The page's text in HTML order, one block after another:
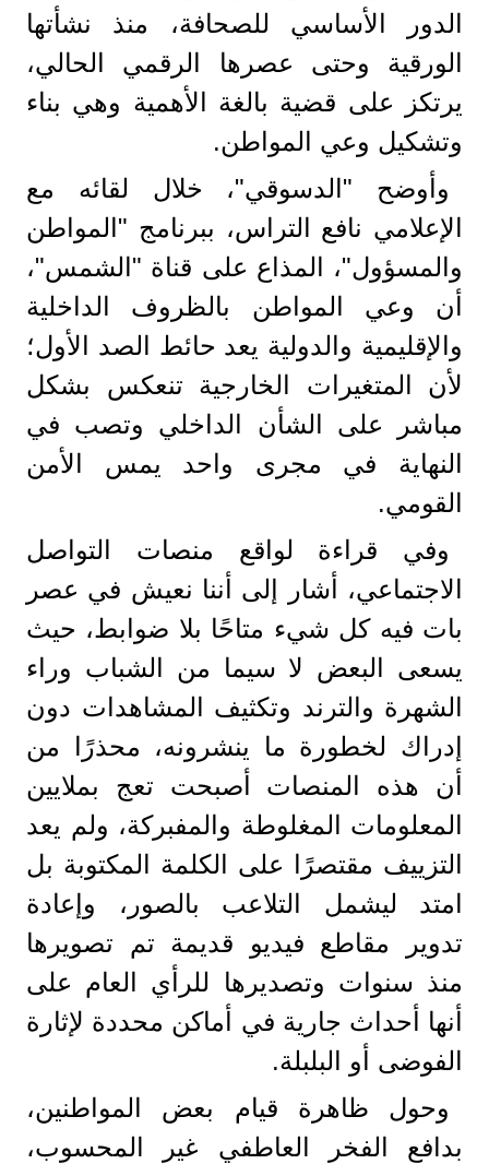
الدور الأساسي للصحافة، منذ نشأتها
الورقية وحتى عصرها الرقمي الحالي،
يرتكز على قضية بالغة الأهمية وهي بناء
وتشكيل وعي المواطن.
وأوضح "الدسوقي"، خلال لقائه مع
الإعلامي نافع التراس، ببرنامج "المواطن
والمسؤول"، المذاع على قناة "الشمس"،
أن وعي المواطن بالظروف الداخلية
والإقليمية والدولية يعد حائط الصد الأول؛
لأن المتغيرات الخارجية تنعكس بشكل
مباشر على الشأن الداخلي وتصب في
النهاية في مجرى واحد يمس الأمن
القومي.
وفي قراءة لواقع منصات التواصل
الاجتماعي، أشار إلى أننا نعيش في عصر
بات فيه كل شيء متاحًا بلا ضوابط، حيث
يسعى البعض لا سيما من الشباب وراء
الشهرة والترند وتكثيف المشاهدات دون
إدراك لخطورة ما ينشرونه، محذرًا من
أن هذه المنصات أصبحت تعج بملايين
المعلومات المغلوطة والمفبركة، ولم يعد
التزييف مقتصرًا على الكلمة المكتوبة بل
امتد ليشمل التلاعب بالصور، وإعادة
تدوير مقاطع فيديو قديمة تم تصويرها
منذ سنوات وتصديرها للرأي العام على
أنها أحداث جارية في أماكن محددة لإثارة
الفوضى أو البلبلة.
وحول ظاهرة قيام بعض المواطنين،
بدافع الفخر العاطفي غير المحسوب،